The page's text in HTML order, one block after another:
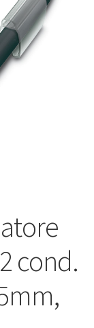
cond.